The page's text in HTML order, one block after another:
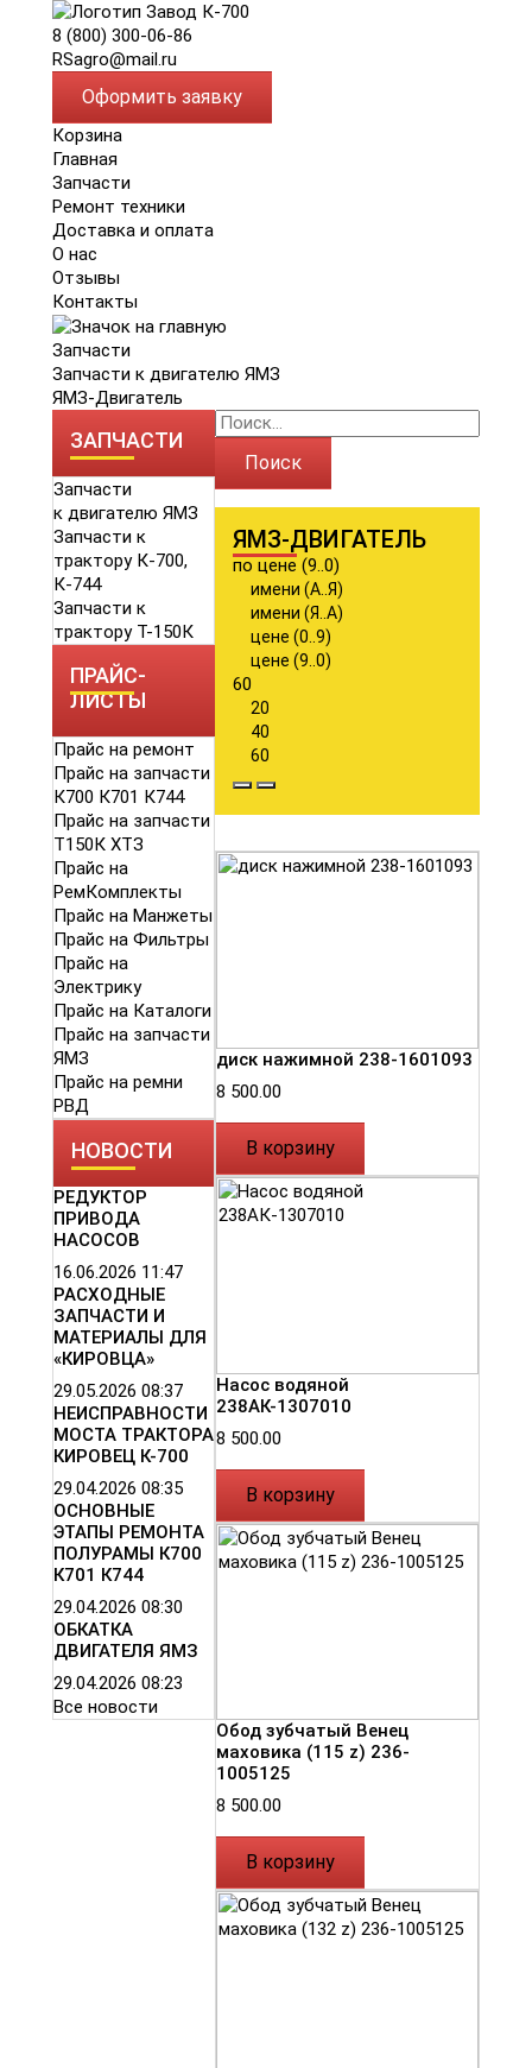
8 (800) 300-06-86
RSagro@mail.ru
Оформить заявку
Корзина
Главная
Запчасти
Ремонт техники
Доставка и оплата
О нас
Отзывы
Контакты
Запчасти
Запчасти к двигателю ЯМЗ
ЯМЗ-Двигатель
ЗАПЧАСТИ
Запчасти
к двигателю ЯМЗ
Запчасти к
трактору К-700,
К-744
Запчасти к
трактору Т-150К
ПРАЙС-
ЛИСТЫ
Прайс на ремонт
Прайс на запчасти
К700 К701 К744
Прайс на запчасти
Т150К ХТЗ
Прайс на
РемКомплекты
Прайс на Манжеты
Прайс на Фильтры
Прайс на
Электрику
Прайс на Каталоги
Прайс на запчасти
ЯМЗ
Прайс на ремни
РВД
НОВОСТИ
РЕДУКТОР
ПРИВОДА
НАСОСОВ
16.06.2026 11:47
РАСХОДНЫЕ
ЗАПЧАСТИ И
МАТЕРИАЛЫ ДЛЯ
«КИРОВЦА»
29.05.2026 08:37
НЕИСПРАВНОСТИ
МОСТА ТРАКТОРА
КИРОВЕЦ К-700
29.04.2026 08:35
ОСНОВНЫЕ
ЭТАПЫ РЕМОНТА
ПОЛУРАМЫ К700
К701 К744
29.04.2026 08:30
ОБКАТКА
ДВИГАТЕЛЯ ЯМЗ
29.04.2026 08:23
Все новости
Поиск
ЯМЗ-ДВИГАТЕЛЬ
по цене (9..0)
имени (А..Я)
имени (Я..А)
цене (0..9)
цене (9..0)
60
20
40
60
диск нажимной 238-1601093
8 500.00
В корзину
Насос водяной
238АК-1307010
8 500.00
В корзину
Обод зубчатый Венец
маховика (115 z) 236-
1005125
8 500.00
В корзину